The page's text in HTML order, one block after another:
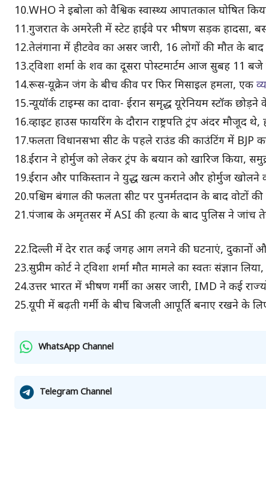
10.WHO ने इबोला को वैश्विक स्वास्थ्य आपातकाल घोषित
11.गुजरात के अमरेली में स्टेट हाईवे पर भीषण सड़क हादसा,
12.तेलंगाना में हीटवेव का असर जारी, 16 लोगों की मौत के
13.ट्विशा शर्मा के शव का दूसरा पोस्टमार्टम आज सुबह 11 बजे
14.रूस-यूक्रेन जंग के बीच कीव पर फिर मिसाइल हमला, एक
15.न्यूयॉर्क टाइम्स का दावा- ईरान समृद्ध यूरेनियम स्टॉक छोड़ने
16.व्हाइट हाउस फायरिंग के दौरान राष्ट्रपति ट्रंप अंदर मौजूद
17.फलता विधानसभा सीट के पहले राउंड की काउंटिंग में BJP
18.ईरान ने होर्मुज को लेकर ट्रंप के बयान को खारिज किया,
19.ईरान और पाकिस्तान ने युद्ध खत्म कराने और होर्मुज खोलने
20.पश्चिम बंगाल की फलता सीट पर पुनर्मतदान के बाद वोटों
21.पंजाब के अमृतसर में ASI की हत्या के बाद पुलिस ने जांच
22.दिल्ली में देर रात कई जगह आग लगने की घटनाएं, दुकानों
23.सुप्रीम कोर्ट ने ट्विशा शर्मा मौत मामले का स्वतः संज्ञान
24.उत्तर भारत में भीषण गर्मी का असर जारी, IMD ने कई
25.यूपी में बढ़ती गर्मी के बीच बिजली आपूर्ति बनाए रखने के
WhatsApp Channel
Telegram Channel